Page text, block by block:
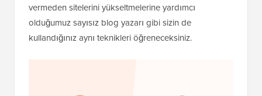
vermeden sitelerini yükseltmelerine yardımcı
olduğumuz sayısız blog yazarı gibi sizin de
kullandığınız aynı teknikleri öğreneceksiniz.